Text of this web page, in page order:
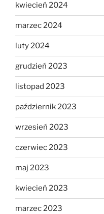
kwiecień 2024
marzec 2024
luty 2024
grudzień 2023
listopad 2023
październik 2023
wrzesień 2023
czerwiec 2023
maj 2023
kwiecień 2023
marzec 2023